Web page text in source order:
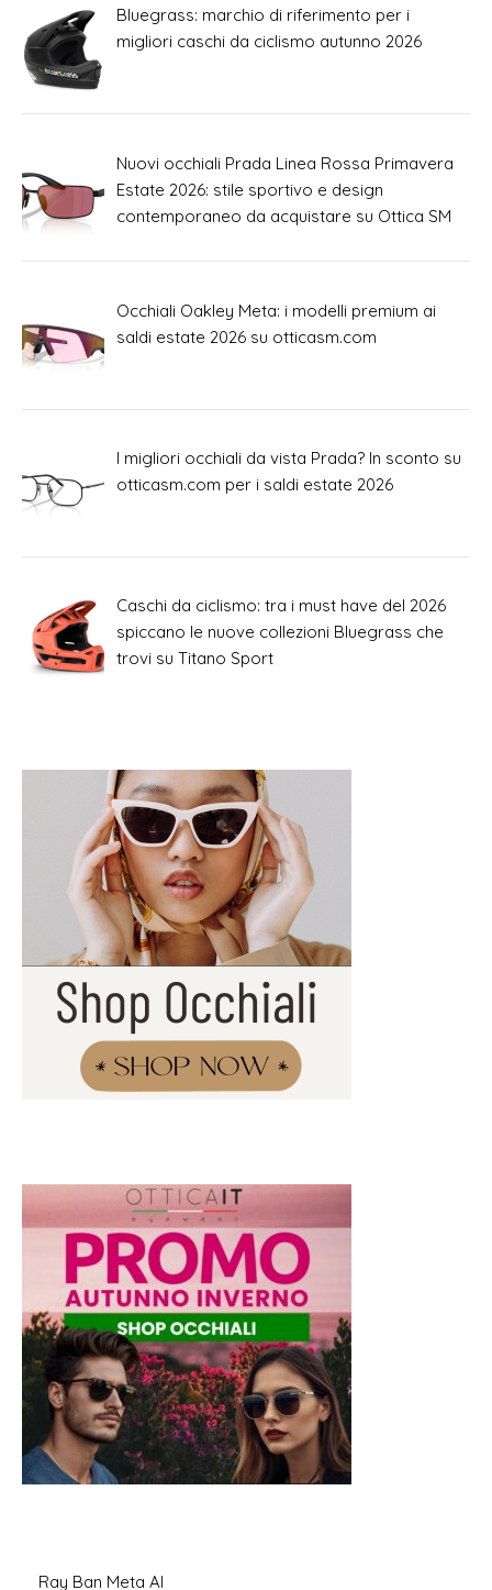
Bluegrass: marchio di riferimento per i
migliori caschi da ciclismo autunno 2026
Nuovi occhiali Prada Linea Rossa Primavera
Estate 2026: stile sportivo e design
contemporaneo da acquistare su Ottica SM
Occhiali Oakley Meta: i modelli premium ai
saldi estate 2026 su otticasm.com
I migliori occhiali da vista Prada? In sconto su
otticasm.com per i saldi estate 2026
Caschi da ciclismo: tra i must have del 2026
spiccano le nuove collezioni Bluegrass che
trovi su Titano Sport
Ray Ban Meta AI